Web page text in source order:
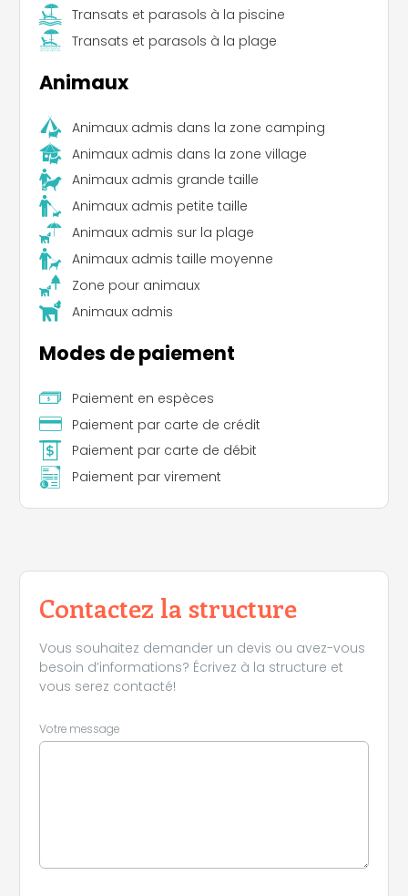
Transats et parasols à la piscine
Transats et parasols à la plage
Animaux
Animaux admis dans la zone camping
Animaux admis dans la zone village
Animaux admis grande taille
Animaux admis petite taille
Animaux admis sur la plage
Animaux admis taille moyenne
Zone pour animaux
Animaux admis
Modes de paiement
Paiement en espèces
Paiement par carte de crédit
Paiement par carte de débit
Paiement par virement
Contactez la structure
Vous souhaitez demander un devis ou avez-vous
besoin d’informations? Écrivez à la structure et
vous serez contacté!
Votre message